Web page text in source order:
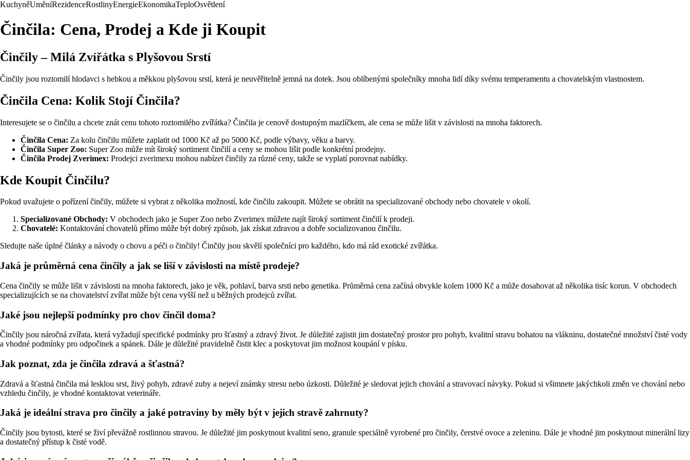
KuchyněUměníRezidenceRostlinyEnergieEkonomikaTeploOsvětlení
Činčila: Cena, Prodej a Kde ji Koupit
Činčily – Milá Zvířátka s Plyšovou Srstí
Činčily jsou roztomilí hlodavci s hebkou a měkkou plyšovou srstí, která je neuvěřitelně jemná na dotek. Jsou oblíbenými společníky mnoha lidí díky svému temperamentu a chovatelským vlastnostem.
Činčila Cena: Kolik Stojí Činčila?
Interesujete se o činčilu a chcete znát cenu tohoto roztomilého zvířátka? Činčila je cenově dostupným mazlíčkem, ale cena se může lišit v závislosti na mnoha faktorech.
Činčila Cena: Za kolu činčilu můžete zaplatit od 1000 Kč až po 5000 Kč, podle výbavy, věku a barvy.
Činčila Super Zoo: Super Zoo může mít široký sortiment činčilí a ceny se mohou lišit podle konkrétní prodejny.
Činčila Prodej Zverimex: Prodejci zverimexu mohou nabízet činčily za různé ceny, takže se vyplatí porovnat nabídky.
Kde Koupit Činčilu?
Pokud uvažujete o pořízení činčily, můžete si vybrat z několika možností, kde činčilu zakoupit. Můžete se obrátit na specializované obchody nebo chovatele v okolí.
Specializované Obchody: V obchodech jako je Super Zoo nebo Zverimex můžete najít široký sortiment činčilí k prodeji.
Chovatelé: Kontaktování chovatelů přímo může být dobrý způsob, jak získat zdravou a dobře socializovanou činčilu.
Sledujte naše úplné články a návody o chovu a péči o činčily! Činčily jsou skvělí společníci pro každého, kdo má rád exotické zvířátka.
Jaká je průměrná cena činčily a jak se liší v závislosti na místě prodeje?
Cena činčily se může lišit v závislosti na mnoha faktorech, jako je věk, pohlaví, barva srsti nebo genetika. Průměrná cena začíná obvykle kolem 1000 Kč a může dosahovat až několika tisíc korun. V obchodech
specializujících se na chovatelství zvířat může být cena vyšší než u běžných prodejců zvířat.
Jaké jsou nejlepší podmínky pro chov činčil doma?
Činčily jsou náročná zvířata, která vyžadují specifické podmínky pro šťastný a zdravý život. Je důležité zajistit jim dostatečný prostor pro pohyb, kvalitní stravu bohatou na vlákninu, dostatečné množství čisté vody
a vhodné podmínky pro odpočinek a spánek. Dále je důležité pravidelně čistit klec a poskytovat jim možnost koupání v písku.
Jak poznat, zda je činčila zdravá a šťastná?
Zdravá a šťastná činčila má lesklou srst, živý pohyb, zdravé zuby a nejeví známky stresu nebo úzkosti. Důležité je sledovat jejich chování a stravovací návyky. Pokud si všimnete jakýchkoli změn ve chování nebo
vzhledu činčily, je vhodné kontaktovat veterináře.
Jaká je ideální strava pro činčily a jaké potraviny by měly být v jejich stravě zahrnuty?
Činčily jsou bytosti, které se živí převážně rostlinnou stravou. Je důležité jim poskytnout kvalitní seno, granule speciálně vyrobené pro činčily, čerstvé ovoce a zeleninu. Dále je vhodné jim poskytnout minerální lizy
a dostatečný přístup k čisté vodě.